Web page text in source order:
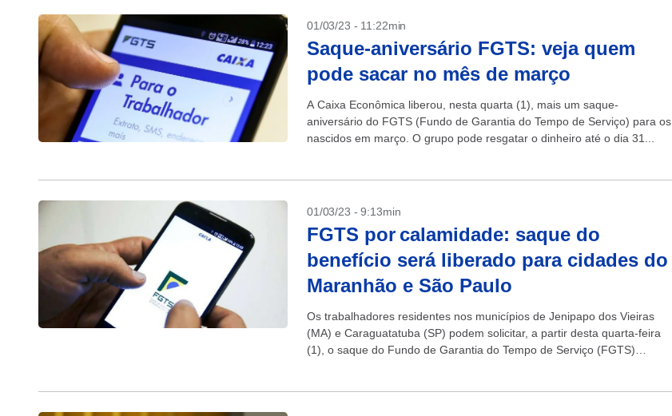
01/03/23 - 11:22min
Saque-aniversário FGTS: veja quem
pode sacar no mês de março
A Caixa Econômica liberou, nesta quarta (1), mais um saque-
aniversário do FGTS (Fundo de Garantia do Tempo de Serviço) para os
nascidos em março. O grupo pode resgatar o dinheiro até o dia 31...
01/03/23 - 9:13min
FGTS por calamidade: saque do
benefício será liberado para cidades do
Maranhão e São Paulo
Os trabalhadores residentes nos municípios de Jenipapo dos Vieiras
(MA) e Caraguatatuba (SP) podem solicitar, a partir desta quarta-feira
(1), o saque do Fundo de Garantia do Tempo de Serviço (FGTS)